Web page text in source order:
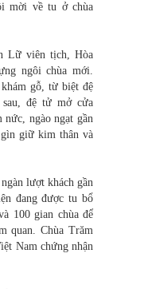
mời về tu ở chùa
Lữ viên tịch, Hòa
ngôi chùa mới.
gỗ, từ biệt đệ
đệ tử mở cửa
ngào ngạt gần
giữ kim thân và
lượt khách gần
đang được tu bổ
100 gian chùa để
quan. Chùa Trăm
Nam chứng nhận